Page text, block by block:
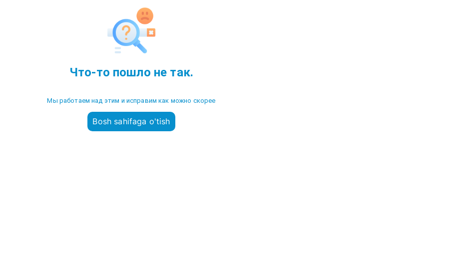
Что-то пошло не так.
Мы работаем над этим и исправим как можно скорее
Bosh sahifaga o'tish